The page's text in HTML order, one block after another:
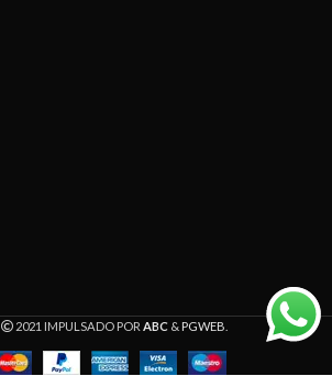
2021 IMPULSADO POR ABC &PGWEB